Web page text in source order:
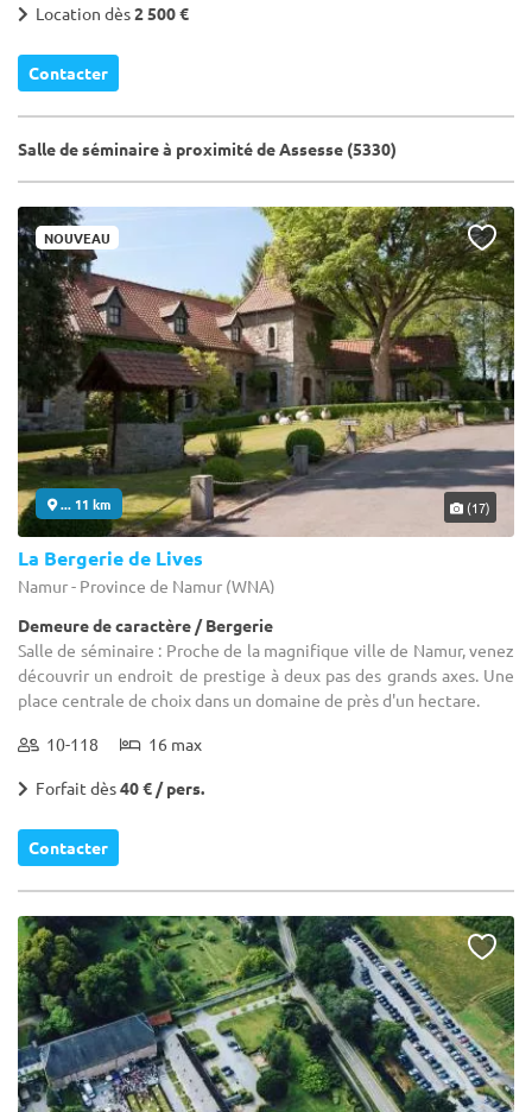
Location dès2 500 €
Contacter
Salle de séminaire à proximité de Assesse (5330)
NOUVEAU
... 11 km (17)
La Bergerie de Lives
Namur - Province de Namur (WNA)
Demeure de caractère / Bergerie
Salle de séminaire : Proche de la magnifique ville de Namur, venez
découvrir un endroit de prestige à deux pas des grands axes. Une
place centrale de choix dans un domaine de près d'un hectare.
10-118 16 max
Forfait dès40 € / pers.
Contacter